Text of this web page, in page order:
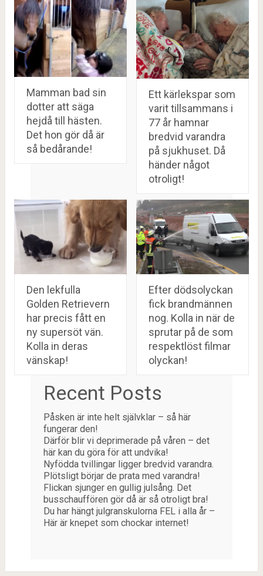
Mamman bad sin
dotter att säga
hejdå till hästen.
Det hon gör då är
så bedårande!
Ett kärlekspar som
varit tillsammans i
77 år hamnar
bredvid varandra
på sjukhuset. Då
händer något
otroligt!
Den lekfulla
Golden Retrievern
har precis fått en
ny supersöt vän.
Kolla in deras
vänskap!
Efter dödsolyckan
fick brandmännen
nog. Kolla in när de
sprutar på de som
respektlöst filmar
olyckan!
Recent Posts
Påsken är inte helt självklar – så här
fungerar den!
Därför blir vi deprimerade på våren – det
här kan du göra för att undvika!
Nyfödda tvillingar ligger bredvid varandra.
Plötsligt börjar de prata med varandra!
Flickan sjunger en gullig julsång. Det
busschauffören gör då är så otroligt bra!
Du har hängt julgranskulorna FEL i alla år –
Här är knepet som chockar internet!